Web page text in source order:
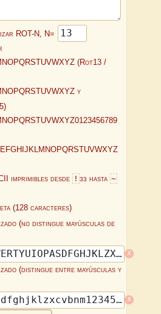
ROT-N, N=
(Rot13 /
y
imprimibles desde ! 33 hasta~
(128 caracteres)
(no distingue mayúsculas de
x
(distingue entre mayúsculas y
x